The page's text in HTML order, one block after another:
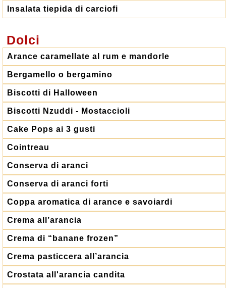
Insalata tiepida di carciofi
Dolci
Arance caramellate al rum e mandorle
Bergamello o bergamino
Biscotti di Halloween
Biscotti Nzuddi - Mostaccioli
Cake Pops ai 3 gusti
Cointreau
Conserva di aranci
Conserva di aranci forti
Coppa aromatica di arance e savoiardi
Crema all’arancia
Crema di “banane frozen”
Crema pasticcera all’arancia
Crostata all'arancia candita